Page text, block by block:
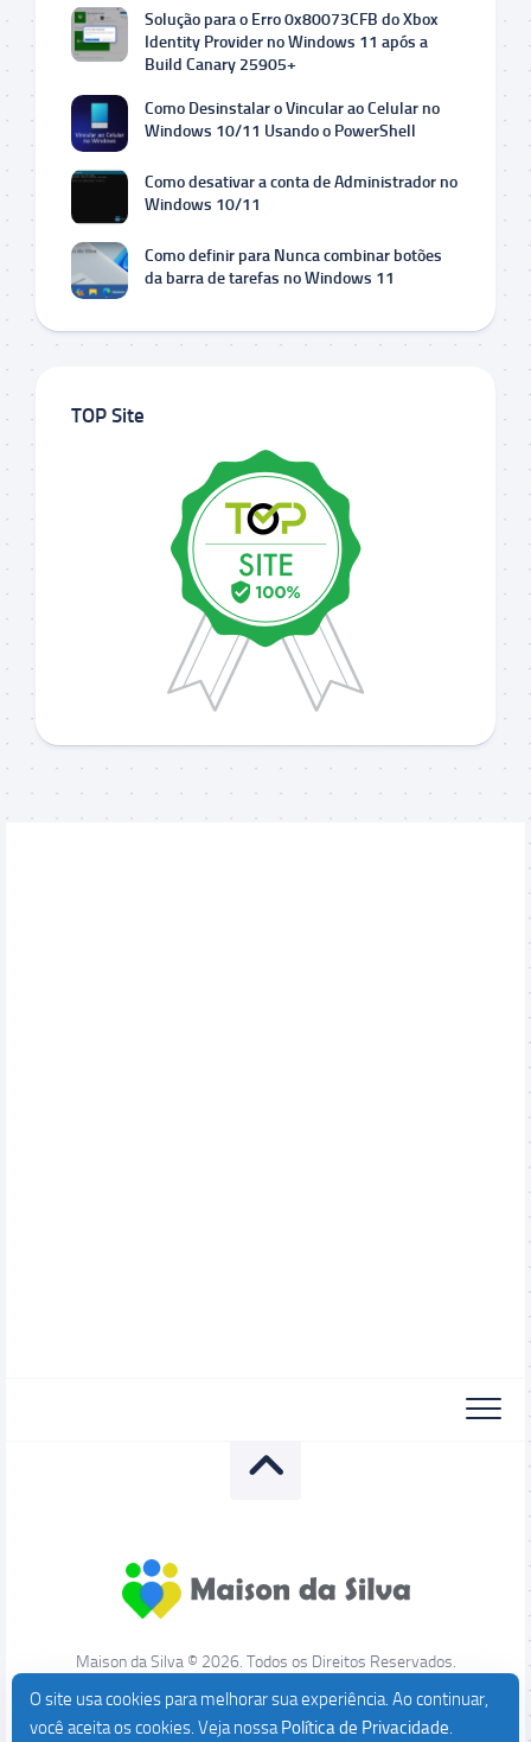
Solução para o Erro 0x80073CFB do Xbox
Identity Provider no Windows 11 após a
Build Canary 25905+
Como Desinstalar o Vincular ao Celular no
Windows 10/11 Usando o PowerShell
Como desativar a conta de Administrador no
Windows 10/11
Como definir para Nunca combinar botões
da barra de tarefas no Windows 11
TOP Site
Maison da Silva © 2026. Todos os Direitos Reservados.
O site usa cookies para melhorar sua experiência. Ao continuar,
você aceita os cookies. Veja nossaPolítica de Privacidade.